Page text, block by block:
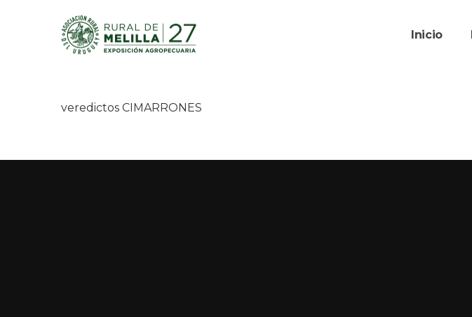
Inicio
veredictos CIMARRONES